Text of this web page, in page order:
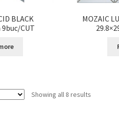
BLACK
9buc/CUT
MOZAIC
Showing all 8 results